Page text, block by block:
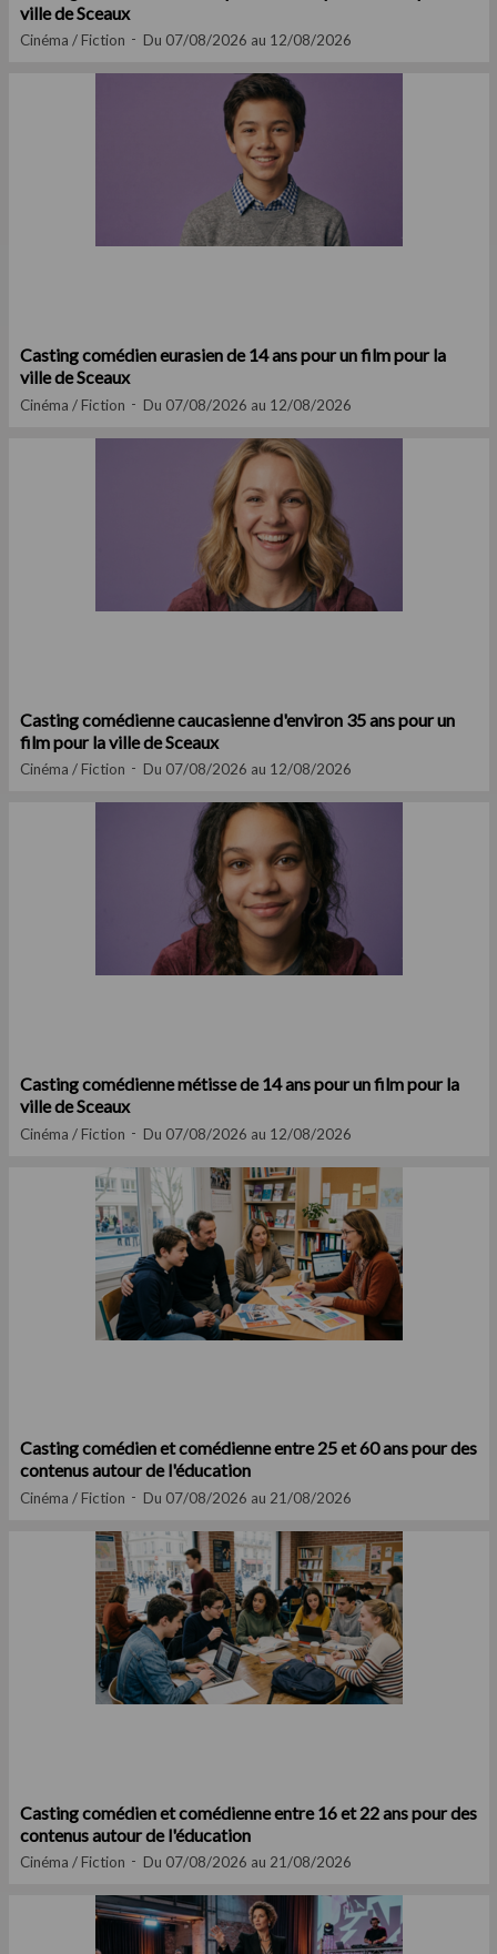
ville de Sceaux
Cinéma / Fiction Du 07/08/2026 au 12/08/2026
Casting comédien eurasien de 14 ans pour un film pour la
ville de Sceaux
Cinéma / Fiction Du 07/08/2026 au 12/08/2026
Casting comédienne caucasienne d'environ 35 ans pour un
film pour la ville de Sceaux
Cinéma / Fiction Du 07/08/2026 au 12/08/2026
Casting comédienne métisse de 14 ans pour un film pour la
ville de Sceaux
Cinéma / Fiction Du 07/08/2026 au 12/08/2026
Casting comédien et comédienne entre 25 et 60 ans pour des
contenus autour de l'éducation
Cinéma / Fiction Du 07/08/2026 au 21/08/2026
Casting comédien et comédienne entre 16 et 22 ans pour des
contenus autour de l'éducation
Cinéma / Fiction Du 07/08/2026 au 21/08/2026